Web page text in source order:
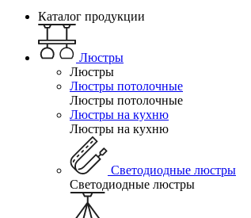
Каталог продукции
Люстры
Люстры
Люстры потолочные
Люстры потолочные
Люстры на кухню
Люстры на кухню
Светодиодные люстры
Светодиодные люстры